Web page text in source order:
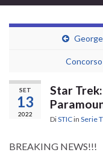
SET
13
2022
Star
DiSTICin Serie
BREAKING NEWS!!!